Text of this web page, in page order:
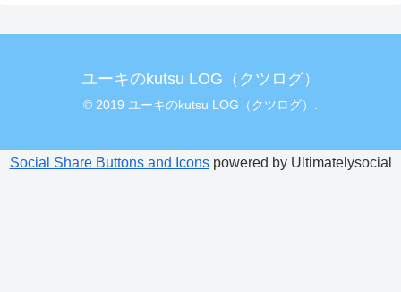
ユーキのkutsu LOG（クツログ）
© 2019 ユーキのkutsu LOG（クツログ）.
Social Share Buttons and Iconspowered by Ultimatelysocial